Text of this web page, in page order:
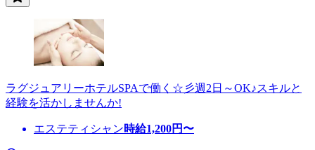
ラグジュアリーホテルSPAで働く☆彡週2日～OK♪スキルと
経験を活かしませんか!
エステティシャン時給1,200円〜